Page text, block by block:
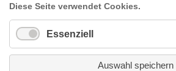
Diese Seite verwendet Cookies.
Essenziell
Auswahl speichern